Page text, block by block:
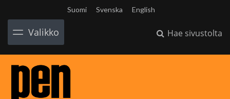
Suomi Svenska English
Valikko Hae sivustolta